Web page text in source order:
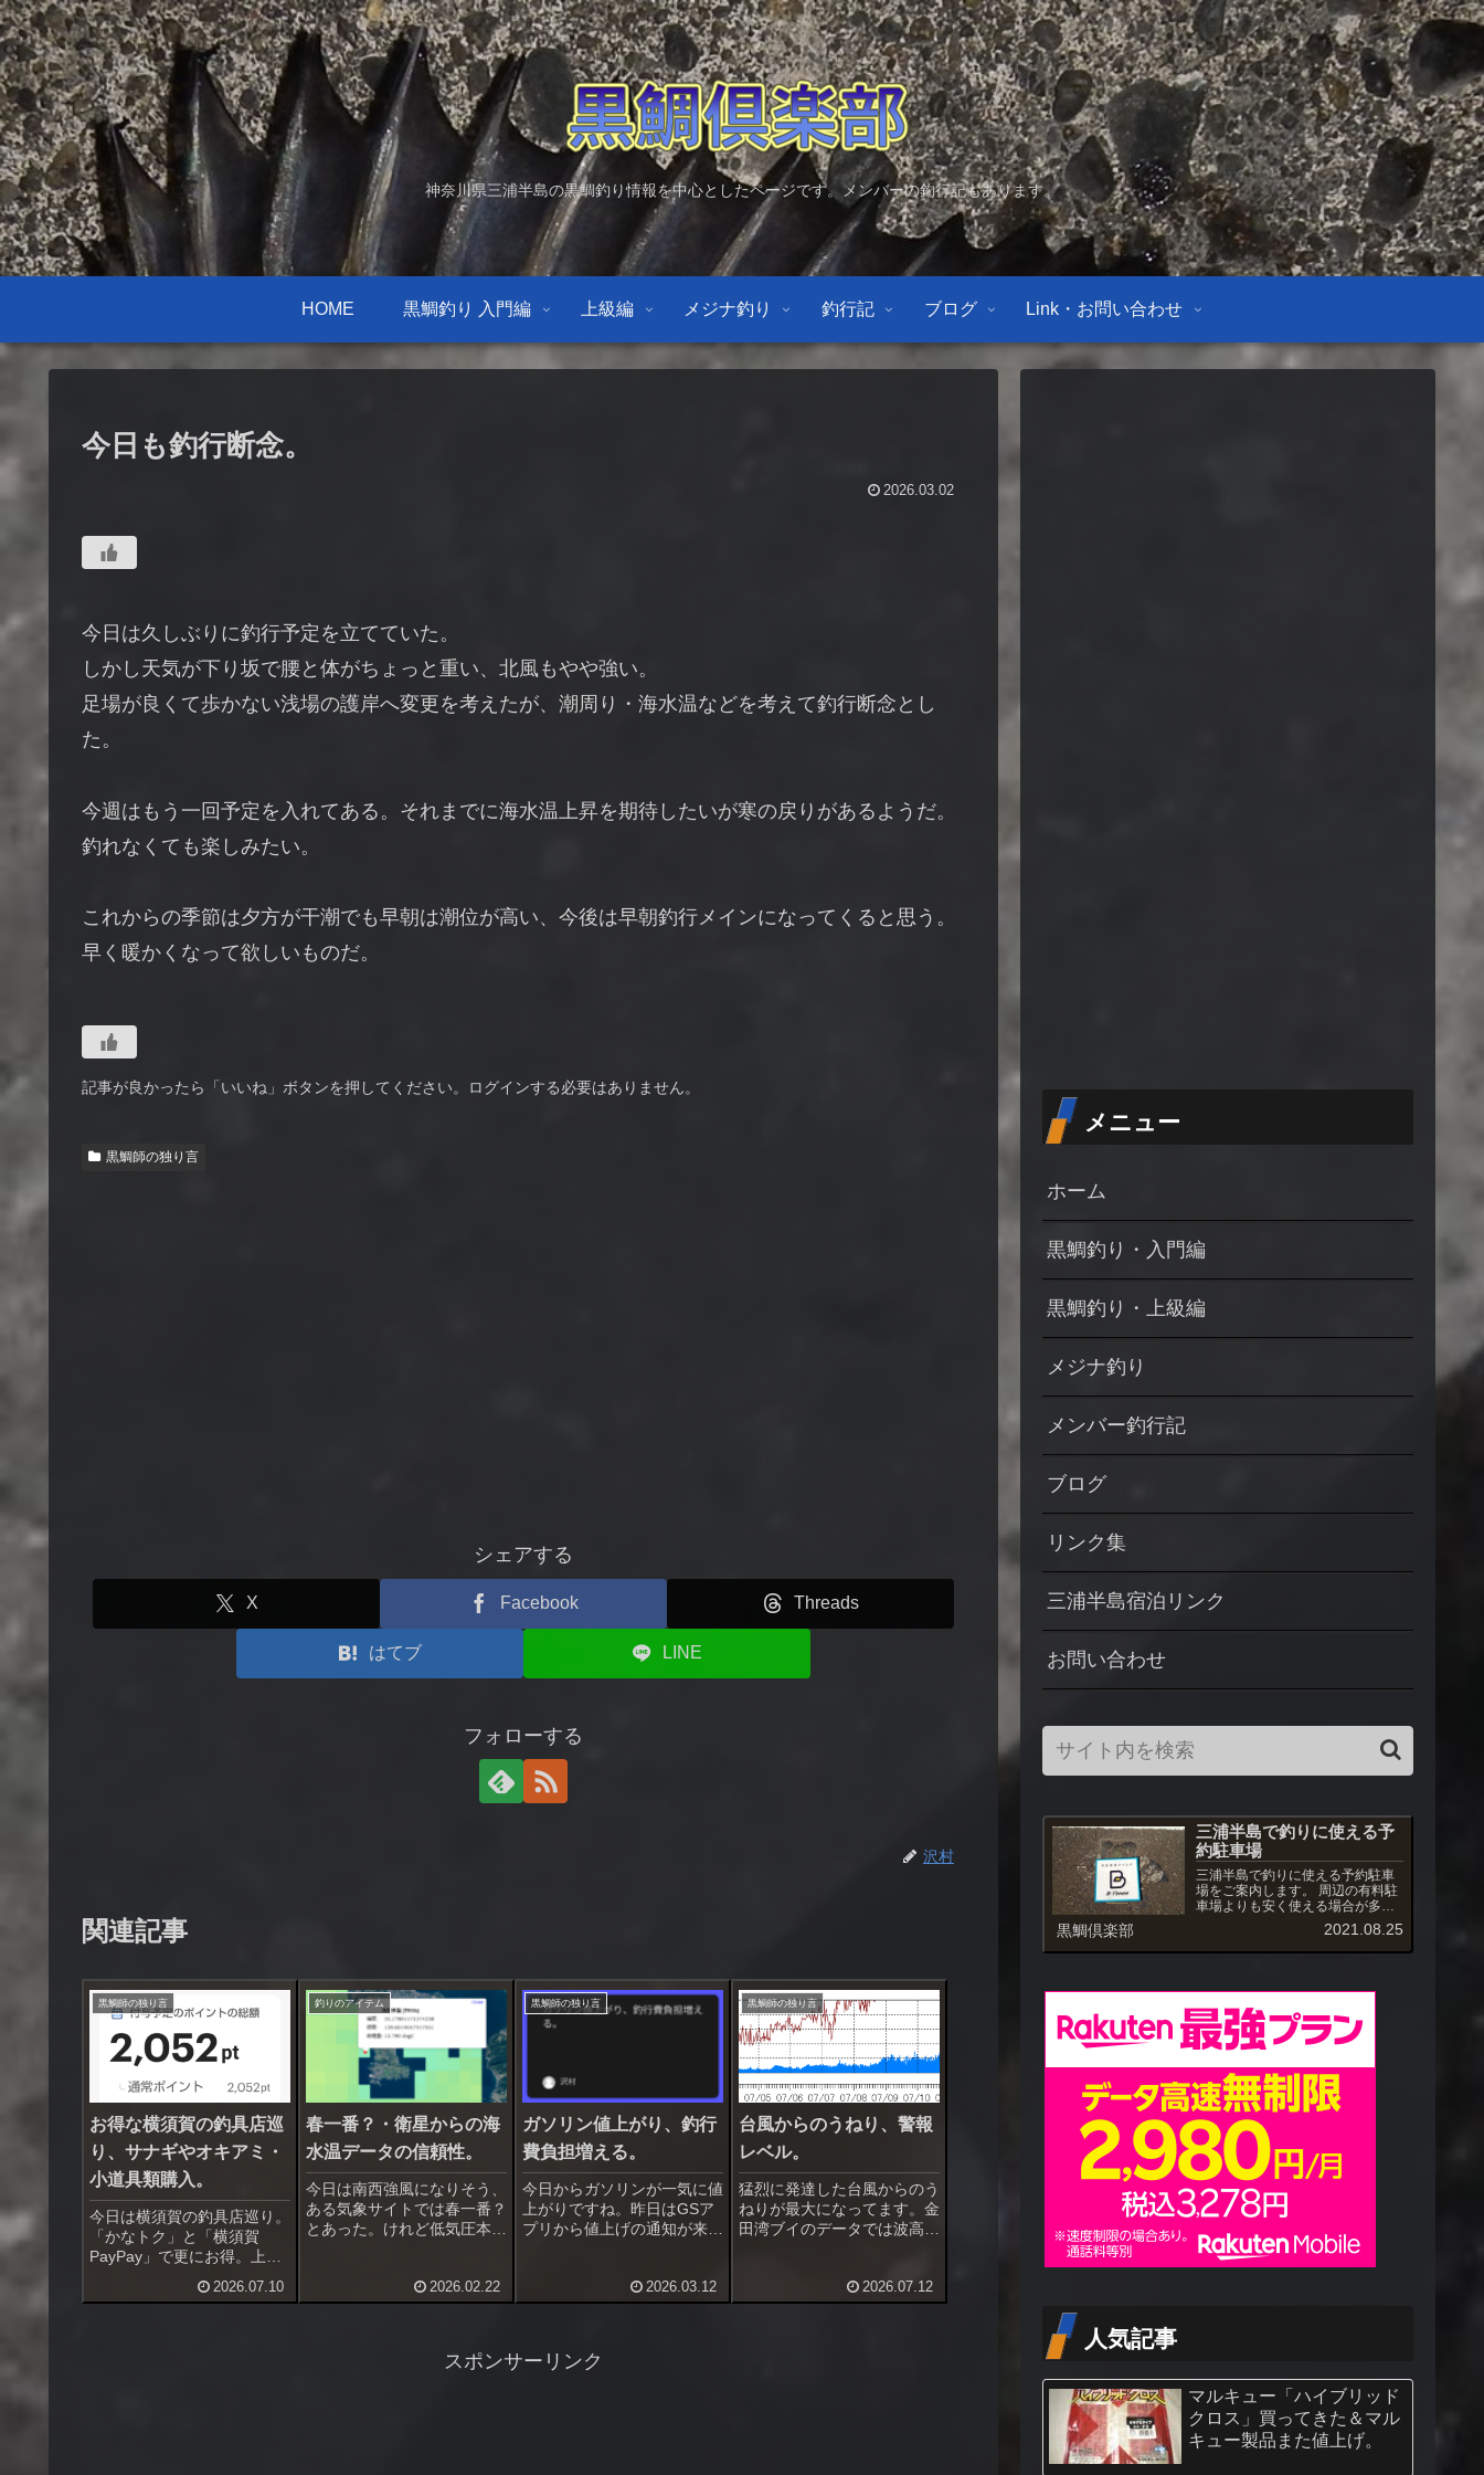
神奈川県三浦半島の黒鯛釣り情報を中心としたページです。メンバーの釣行記もあります。
HOME 黒鯛釣り 入門編 上級編 メジナ釣り 釣行記 ブログ Link・お問い合わせ
今日も釣行断念。
2026.03.02
今日は久しぶりに釣行予定を立てていた。
しかし天気が下り坂で腰と体がちょっと重い、北風もやや強い。
足場が良くて歩かない浅場の護岸へ変更を考えたが、潮周り・海水温などを考えて釣行断念とし
た。
今週はもう一回予定を入れてある。それまでに海水温上昇を期待したいが寒の戻りがあるようだ。
釣れなくても楽しみたい。
これからの季節は夕方が干潮でも早朝は潮位が高い、今後は早朝釣行メインになってくると思う。
早く暖かくなって欲しいものだ。
記事が良かったら「いいね」ボタンを押してください。ログインする必要はありません。
黒鯛師の独り言
シェアする
X Facebook Threads
はてブ LINE
フォローする
沢村
関連記事
黒鯛師の独り言
お得な横須賀の釣具店巡
り、サナギやオキアミ・
小道具類購入。
今日は横須賀の釣具店巡り。
「かなトク」と「横須賀
PayPay」で更にお得。上州
屋横須賀２店は20％＋
10％、ポイント横須賀佐原
2026.07.10
釣りのアイテム
春一番？・衛星からの海
水温データの信頼性。
今日は南西強風になりそう、
ある気象サイトでは春一番？
とあった。けれど低気圧本体
は風吹かず、春一番にはなら
ないんじゃないかと思う。で
によっては20m/s超えの暴
2026.02.22
黒鯛師の独り言
ガソリン値上がり、釣行
費負担増える。
今日からガソリンが一気に値
上がりですね。昨日はGSア
プリから値上げの通知が来て
したのは初めてかも。遠くか
ら来る人は釣行費の負担が増
三崎・...
2026.03.12
黒鯛師の独り言
台風からのうねり、警報
レベル。
猛烈に発達した台風からのう
ねりが最大になってます。金
田湾ブイのデータでは波高２
ちゃ状態。これ、波浪警報出
した方が良いですね。最近は
2026.07.12
スポンサーリンク
メニュー
ホーム
黒鯛釣り・入門編
黒鯛釣り・上級編
メジナ釣り
メンバー釣行記
ブログ
リンク集
三浦半島宿泊リンク
お問い合わせ
三浦半島で釣りに使える予
約駐車場
三浦半島で釣りに使える予約駐車
場をご案内します。 周辺の有料駐
車場よりも安く使える場合が多
く、また駐車場への出入りも自由
黒鯛倶楽部 2021.08.25
人気記事
マルキュー「ハイブリッド
クロス」買ってきた＆マル
キュー製品また値上げ。